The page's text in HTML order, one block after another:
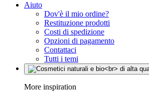
Aiuto
Dov'è il mio ordine?
Restituzione prodotti
Costi di spedizione
Opzioni di pagamento
Contattaci
Tutti i temi
More inspiration